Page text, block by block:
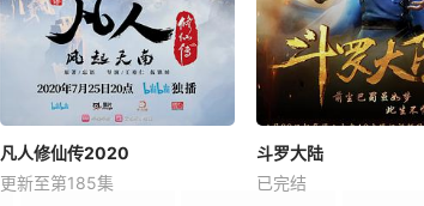
凡人修仙传2020
更新至第185集
斗罗大陆
已完结